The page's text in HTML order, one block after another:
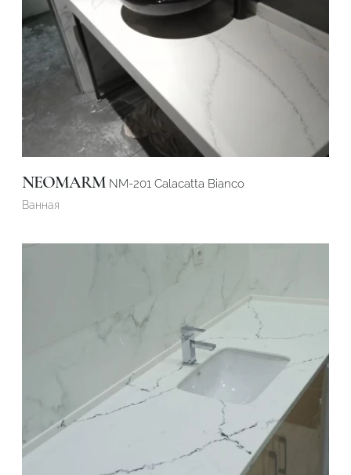
NEOMARM NM-201 Calacatta Bianco
Ванная